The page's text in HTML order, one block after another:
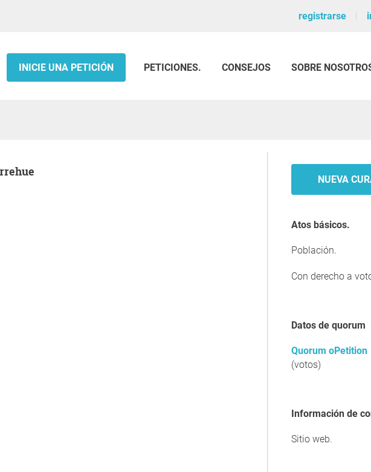
registrarse
INICIE UNA PETICIÓN PETICIONES. CONSEJOS SOBRE
NUEVA
Atos básicos.
Población.
Con derecho a
Datos de quorum
Quorum oPetition
(votos)
Información de
Sitio web.